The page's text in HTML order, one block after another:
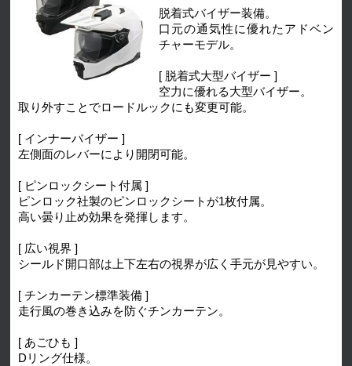
脱着式バイザー装備。
口元の通気性に優れたアドベン
チャーモデル。
[ 脱着式大型バイザー ]
空力に優れる大型バイザー。
取り外すことでロードルックにも変更可能。
[ インナーバイザー ]
左側面のレバーにより開閉可能。
[ ピンロックシート付属 ]
ピンロック社製のピンロックシートが1枚付属。
高い曇り止め効果を発揮します。
[ 広い視界 ]
シールド開口部は上下左右の視界が広く手元が見やすい。
[ チンカーテン標準装備 ]
走行風の巻き込みを防ぐチンカーテン。
[ あごひも ]
Dリング仕様。